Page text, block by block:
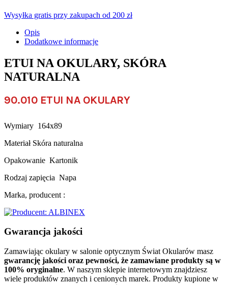
Wysyłka gratis przy zakupach od 200 zł
Opis
Dodatkowe informacje
ETUI NA OKULARY, SKÓRA
NATURALNA
90.010 ETUI NA OKULARY
Wymiary 164x89
Materiał Skóra naturalna
Opakowanie Kartonik
Rodzaj zapięcia Napa
Marka, producent :
Gwarancja jakości
Zamawiając okulary w salonie optycznym Świat Okularów masz
gwarancję jakości oraz pewności, że zamawiane produkty są w
100% oryginalne. W naszym sklepie internetowym znajdziesz
wiele produktów znanych i cenionych marek. Produkty kupione w